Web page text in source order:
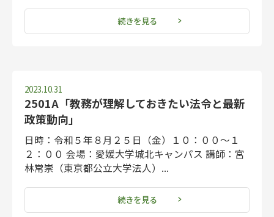
続きを見る
2023.10.31
2501A「教務が理解しておきたい法令と最新
政策動向」
日時：令和５年８月２５日（金）１０：００～１
２：００ 会場：愛媛大学城北キャンパス 講師：宮
林常崇（東京都公立大学法人）...
続きを見る